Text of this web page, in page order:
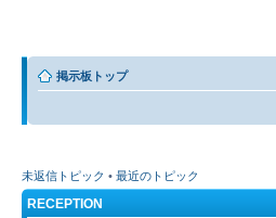
掲示板トップ
未返信トピック • 最近のトピック
RECEPTION